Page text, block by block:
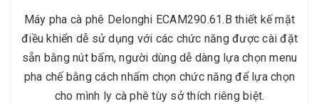
Máy pha cà phê Delonghi ECAM290.61.B thiết kế mặt
điều khiển dễ sử dụng với các chức năng được cài đặt
sẵn bằng nút bấm, người dùng dễ dàng lựa chọn menu
pha chế bằng cách nhấm chọn chức năng để lựa chọn
cho mình ly cà phê tùy sở thích riêng biệt.